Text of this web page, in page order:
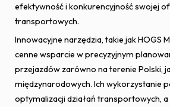
efektywność i konkurencyjność swojej
transportowych.
Innowacyjne narzędzia, takie jak HOGS
cenne wsparcie w precyzyjnym
przejazdów zarówno na terenie Polski,
międzynarodowych. Ich wykorzystanie
optymalizacji działań transportowych, a